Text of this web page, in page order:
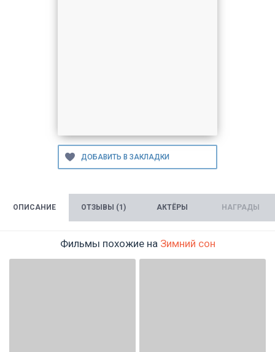
ОПИСАНИЕ ОТЗЫВЫ (1) АКТЁРЫ НАГРАДЫ
Фильмы похожие на Зимний сон